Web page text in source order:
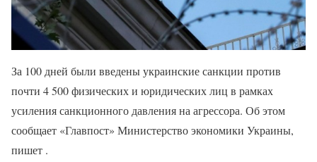
За 100 дней были введены украинские санкции против
почти 4 500 физических и юридических лиц в рамках
усиления санкционного давления на агрессора. Об этом
сообщает «Главпост» Министерство экономики Украины,
пишет .